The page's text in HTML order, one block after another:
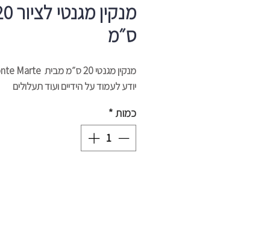
מנקין
ס״מ
מנקין מגנטי 20 ס״מ מבית Monte Marte
יודע לעמוד על הידיים ועוד תעלולים
כמות*